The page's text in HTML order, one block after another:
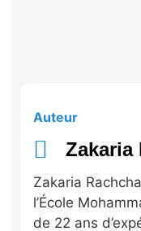
Auteur
Zakaria
Zakaria
l’École
de 22 ans